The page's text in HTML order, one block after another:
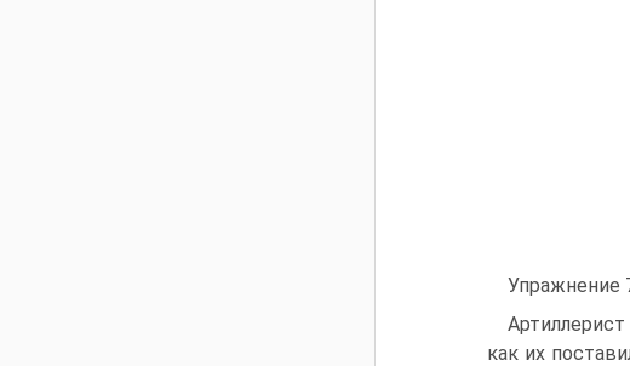
Упражнение
как их